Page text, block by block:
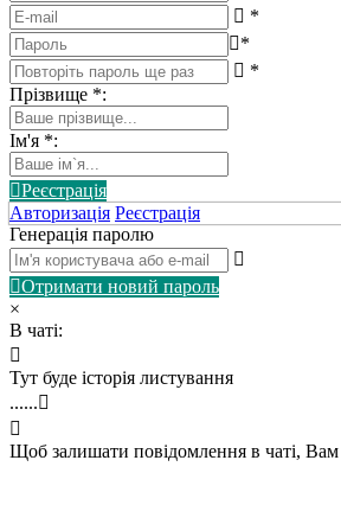
*
*
*
Прізвище *:
Ім'я *:
Реєстрація
Авторизація Реєстрація
Генерація паролю
Отримати новий пароль
×
В чаті:
Тут буде історія листування
......
Щоб залишати повідомлення в чаті, Вам